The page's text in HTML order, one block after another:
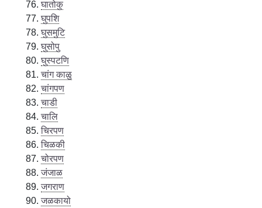
घातोकु
घुपशि
घुसमुटि
घुसोपु
घुस्पटणि
चांग काळु
चांगपण
चाडी
चालि
चिरपण
चिळकी
चोरपण
जंजाळ
जगराण
जळकायो